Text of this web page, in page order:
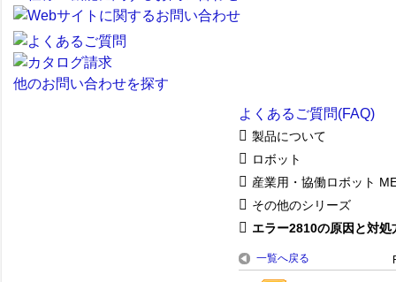
他のお問い合わせを探す
よくあるご質問(FAQ)
製品について
ロボット
産業用・協働ロボット
その他のシリーズ
エラー2810の原因と対処
一覧へ戻る